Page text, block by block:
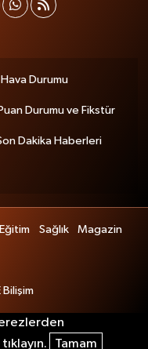
Hava Durumu
Puan Durumu ve Fikstür
Dakika Haberleri
Eğitim Sağlık
Magazin
Bilişim
Tamam